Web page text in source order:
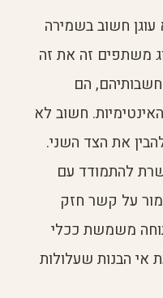
חשוב בשמירה
משתפים זה את זה
הם
חשוב לא
את הצד השני.
להתמודד עם
על קשר חזק
משמשת ככלי
אי הבנות שעלולות